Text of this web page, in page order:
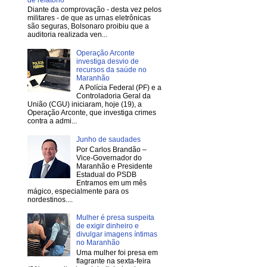
Diante da comprovação - desta vez pelos
militares - de que as urnas eletrônicas
são seguras, Bolsonaro proibiu que a
auditoria realizada ven...
Operação Arconte
investiga desvio de
recursos da saúde no
Maranhão
A Polícia Federal (PF) e a
Controladoria Geral da
União (CGU) iniciaram, hoje (19), a
Operação Arconte, que investiga crimes
contra a admi...
Junho de saudades
Por Carlos Brandão –
Vice-Governador do
Maranhão e Presidente
Estadual do PSDB
Entramos em um mês
mágico, especialmente para os
nordestinos....
Mulher é presa suspeita
de exigir dinheiro e
divulgar imagens íntimas
no Maranhão
Uma mulher foi presa em
flagrante na sexta-feira